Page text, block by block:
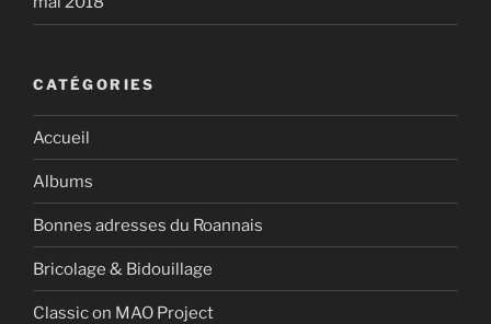
CATÉGORIES
Accueil
Albums
Bonnes adresses du Roannais
Bricolage & Bidouillage
Classic on MAO Project